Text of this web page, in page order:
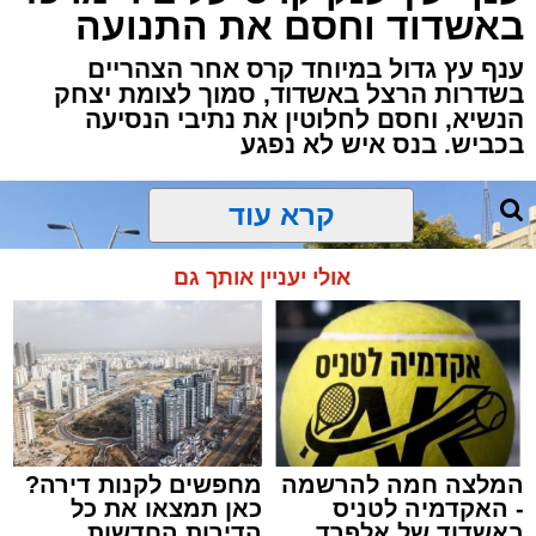
לפני זמן קצר ניסוי מתוכנן מראש במערכת ההגנה
האווירית “חץ”.
בהודעה קצרה שפרסם משרד הביטחון נמסר כי
מדובר בניסוי שתוכנן מראש, וכי בשלב זה לא
יימסרו פרטים נוספים על מהלכו או על מטרותיו.
במשרד הוסיפו כי פרטים נוספים צפויים
להתפרסם במהלך השעות הקרובות.
מערכת “חץ” מהווה את שכבת ההגנה העליונה של
מערך ההגנה האווירית של ישראל, ומיועדת ליירוט
טילים בליסטיים מחוץ לאטמוספירה ובגובה רב.
מעת לעת מבוצעים ניסויים מבצעיים וטכנולוגיים
במערכת, כחלק מהמשך פיתוחה ושיפור כשירותה.
באשדוד וחסם את התנועה
ענף עץ גדול במיוחד קרס אחר הצהריים
בשדרות הרצל באשדוד, סמוך לצומת יצחק
הנשיא, וחסם לחלוטין את נתיבי הנסיעה
בכביש. בנס איש לא נפגע
קרא עוד
אולי יעניין אותך גם